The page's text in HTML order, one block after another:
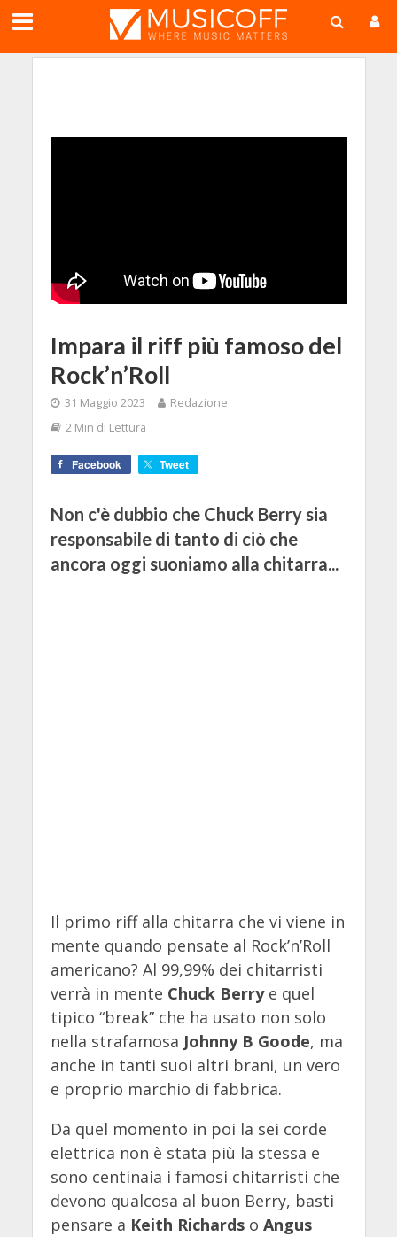
Impara il riff più famoso del
Rock’n’Roll
31 Maggio 2023
Redazione
2 Min di Lettura
Facebook Tweet
Non c'è dubbio che Chuck Berry sia
responsabile di tanto di ciò che
ancora oggi suoniamo alla chitarra...
Il primo riff alla chitarra che vi viene in
mente quando pensate al Rock’n’Roll
americano? Al 99,99% dei chitarristi
verrà in mente Chuck Berry e quel
tipico “break” che ha usato non solo
nella strafamosa Johnny B Goode, ma
anche in tanti suoi altri brani, un vero
e proprio marchio di fabbrica.
Da quel momento in poi la sei corde
elettrica non è stata più la stessa e
sono centinaia i famosi chitarristi che
devono qualcosa al buon Berry, basti
pensare a Keith Richardso Angus